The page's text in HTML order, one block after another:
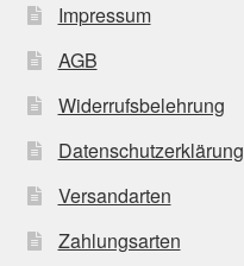
Impressum
AGB
Widerrufsbelehrung
Datenschutzerklärung
Versandarten
Zahlungsarten